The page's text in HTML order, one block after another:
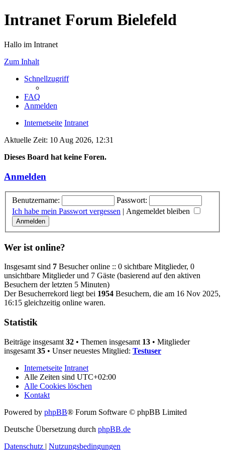
Intranet Forum Bielefeld
Hallo im Intranet
Zum Inhalt
Schnellzugriff
FAQ
Anmelden
Internetseite Intranet
Aktuelle Zeit: 10 Aug 2026, 12:31
Dieses Board hat keine Foren.
Anmelden
Benutzername:
Passwort:
Ich habe mein Passwort vergessen | Angemeldet bleiben
Wer ist online?
Insgesamt sind 7 Besucher online :: 0 sichtbare Mitglieder, 0
unsichtbare Mitglieder und 7 Gäste (basierend auf den aktiven
Besuchern der letzten 5 Minuten)
Der Besucherrekord liegt bei 1954 Besuchern, die am 16 Nov 2025,
16:15 gleichzeitig online waren.
Statistik
Beiträge insgesamt 32 • Themen insgesamt 13 • Mitglieder
insgesamt 35 • Unser neuestes Mitglied: Testuser
Internetseite Intranet
Alle Zeiten sind UTC+02:00
Alle Cookies löschen
Kontakt
Powered by phpBB® Forum Software © phpBB Limited
Deutsche Übersetzung durch phpBB.de
Datenschutz | Nutzungsbedingungen